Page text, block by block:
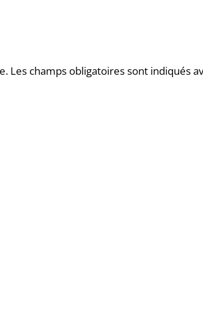
Les champs obligatoires sont indiqués